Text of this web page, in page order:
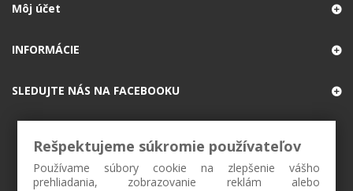
Môj účet
INFORMÁCIE
SLEDUJTE NÁS NA FACEBOOKU
Rešpektujeme súkromie používateľov
Používame súbory cookie na zlepšenie vášho
prehliadania, zobrazovanie reklám alebo